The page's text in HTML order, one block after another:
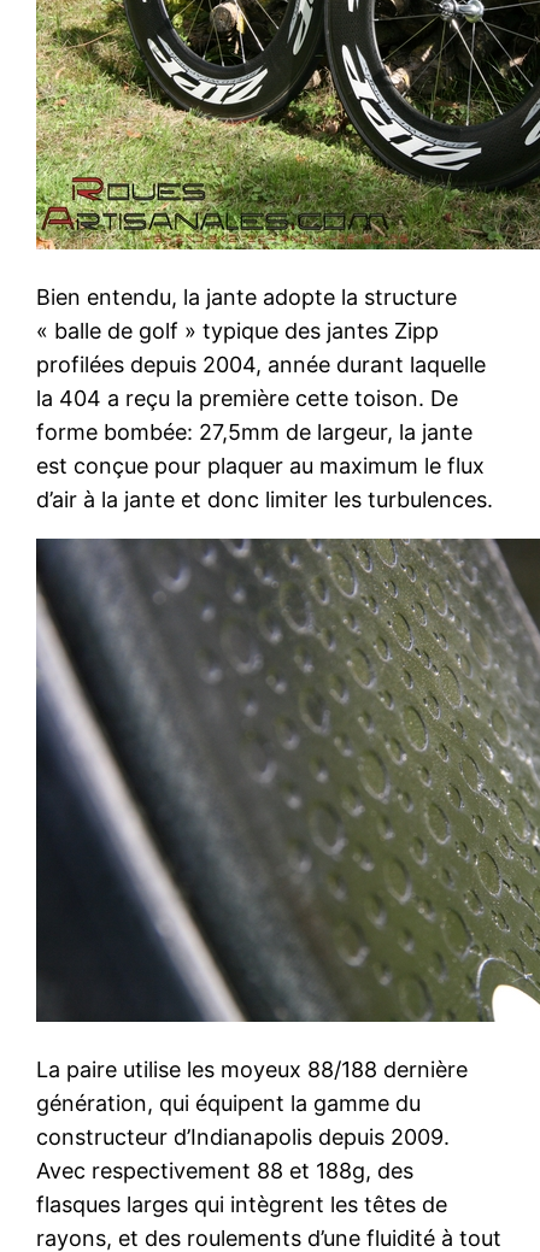
Bien entendu, la jante adopte la structure
« balle de golf » typique des jantes Zipp
profilées depuis 2004, année durant laquelle
la 404 a reçu la première cette toison. De
forme bombée: 27,5mm de largeur, la jante
est conçue pour plaquer au maximum le flux
d’air à la jante et donc limiter les turbulences.
La paire utilise les moyeux 88/188 dernière
génération, qui équipent la gamme du
constructeur d’Indianapolis depuis 2009.
Avec respectivement 88 et 188g, des
flasques larges qui intègrent les têtes de
rayons, et des roulements d’une fluidité à tout